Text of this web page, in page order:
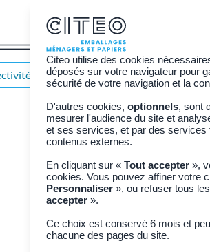
Territoire Citoyen
économie circulaire
6 propositions
circulaires
17 novembre 2025 ~5 min. de
Citeo utilise des cookies
déposés sur votre navigateur pour
sécurité de votre navigation et la
D'autres cookies, optionnels, sont
mesurer l'audience du site et
et ses services, et par des
contenus externes.
En cliquant sur « Tout accepter »,
cookies. Vous pouvez affiner votre
Personnaliser », ou refuser tous
accepter ».
Ce choix est conservé 6 mois et
chacune des pages du site.